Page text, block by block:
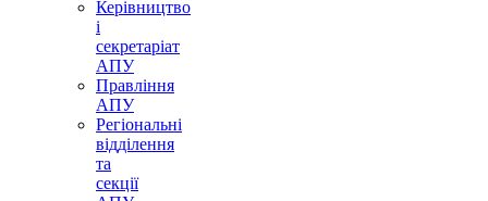
Керівництво
і
секретаріат
АПУ
Правління
АПУ
Регіональні
відділення
та
секції